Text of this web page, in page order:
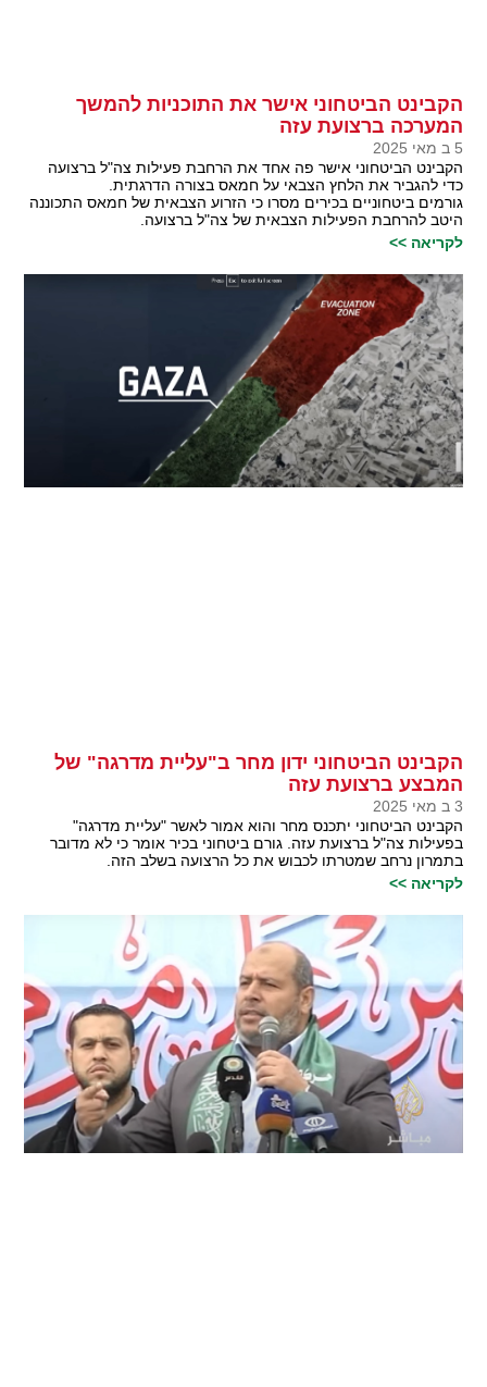
הקבינט הביטחוני אישר את התוכניות להמשך
המערכה ברצועת עזה
5 ב מאי 2025
הקבינט הביטחוני אישר פה אחד את הרחבת פעילות צה"ל ברצועה
כדי להגביר את הלחץ הצבאי על חמאס בצורה הדרגתית.
גורמים ביטחוניים בכירים מסרו כי הזרוע הצבאית של חמאס התכוננה
היטב להרחבת הפעילות הצבאית של צה"ל ברצועה.
לקריאה >>
הקבינט הביטחוני ידון מחר ב"עליית מדרגה" של
המבצע ברצועת עזה
3 ב מאי 2025
הקבינט הביטחוני יתכנס מחר והוא אמור לאשר "עליית מדרגה"
בפעילות צה"ל ברצועת עזה. גורם ביטחוני בכיר אומר כי לא מדובר
בתמרון נרחב שמטרתו לכבוש את כל הרצועה בשלב הזה.
לקריאה >>